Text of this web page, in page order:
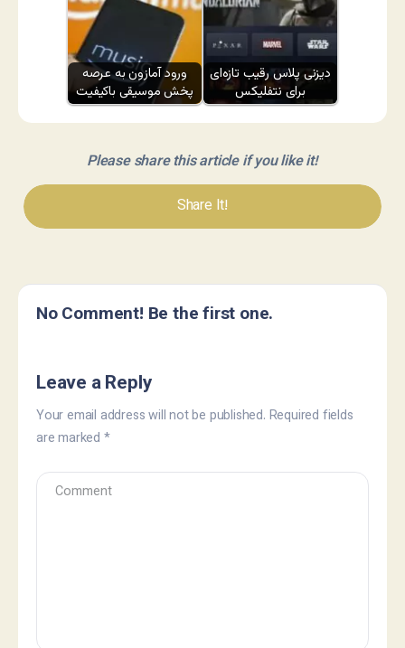
ورود آمازون به عرصه
پخش موسیقی باکیفیت
دیزنی پلاس رقیب تازه‌ای
برای نتفلیکس
Please share this article if you like it!
Share It!
No Comment! Be the first one.
Leave a Reply
Your email address will not be published. Required fields
are marked *